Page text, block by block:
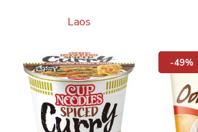
Laos
-49%